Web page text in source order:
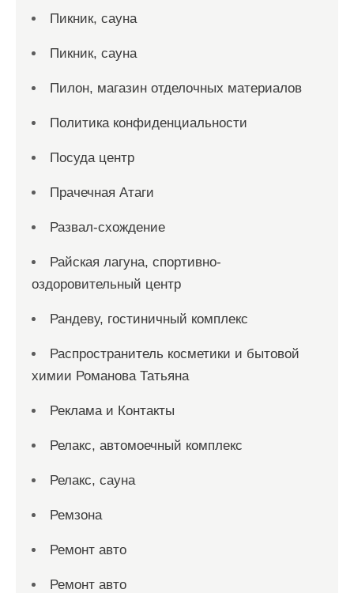
Пикник, сауна
Пикник, сауна
Пилон, магазин отделочных материалов
Политика конфиденциальности
Посуда центр
Прачечная Атаги
Развал-схождение
Райская лагуна, спортивно-
оздоровительный центр
Рандеву, гостиничный комплекс
Распространитель косметики и бытовой
химии Романова Татьяна
Реклама и Контакты
Релакс, автомоечный комплекс
Релакс, сауна
Ремзона
Ремонт авто
Ремонт авто